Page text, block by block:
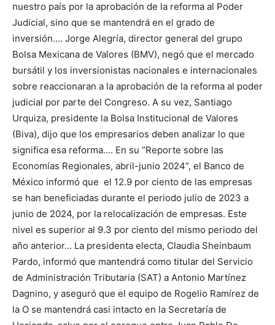
nuestro país por la aprobación de la reforma al Poder
Judicial, sino que se mantendrá en el grado de
inversión…. Jorge Alegría, director general del grupo
Bolsa Mexicana de Valores (BMV), negó que el mercado
bursátil y los inversionistas nacionales e internacionales
sobre reaccionaran a la aprobación de la reforma al poder
judicial por parte del Congreso. A su vez, Santiago
Urquiza, presidente la Bolsa Institucional de Valores
(Biva), dijo que los empresarios deben analizar lo que
significa esa reforma…. En su “Reporte sobre las
Economías Regionales, abril-junio 2024”, el Banco de
México informó que el 12.9 por ciento de las empresas
se han beneficiadas durante el periodo julio de 2023 a
junio de 2024, por la relocalización de empresas. Este
nivel es superior al 9.3 por ciento del mismo periodo del
año anterior… La presidenta electa, Claudia Sheinbaum
Pardo, informó que mantendrá como titular del Servicio
de Administración Tributaria (SAT) a Antonio Martínez
Dagnino, y aseguró que el equipo de Rogelio Ramírez de
la O se mantendrá casi intacto en la Secretaría de